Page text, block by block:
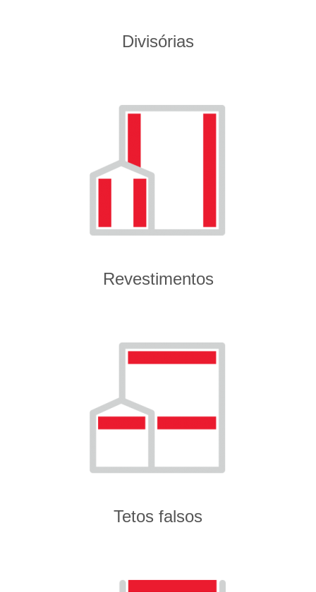
Divisórias
Revestimentos
Tetos falsos